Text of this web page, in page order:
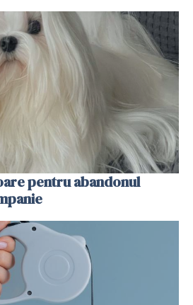
pentru abandonul